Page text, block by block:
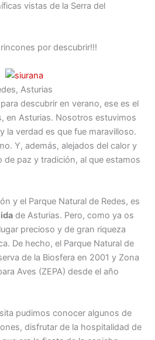
vistas de la Serra del
por descubrir!!!
Asturias
descubrir en verano, ese es el
en Asturias. Nosotros estuvimos
la verdad es que fue maravilloso.
Y, además, alejados del calor y
de paz y tradición, al que estamos
y el Parque Natural de Redes, es
de Asturias. Pero, como ya os
precioso y de gran riqueza
De hecho, el Parque Natural de
de la Biosfera en 2001 y Zona
Aves (ZEPA) desde el año
pudimos conocer algunos de
disfrutar de la hospitalidad de